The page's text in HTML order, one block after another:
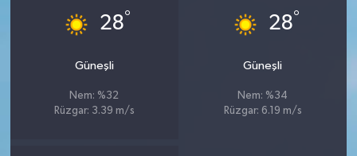
28°
Güneşli
Nem: %32
Rüzgar: 3.39 m/s
28°
Güneşli
Nem: %34
Rüzgar: 6.19 m/s